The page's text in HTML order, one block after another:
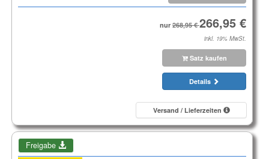
nur
inkl. 19% MwSt.
Satz kaufen
Details
Versand / Lieferzeiten
Freigabe